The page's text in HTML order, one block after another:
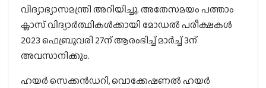
വിദ്യാഭ്യാസമന്ത്രി അറിയിച്ചു. അതേസമയം പത്താം
ക്ലാസ് വിദ്യാർത്ഥികൾക്കായി മോഡൽ പരീക്ഷകൾ
2023 ഫെബ്രുവരി 27ന് ആരംഭിച്ച് മാർച്ച് 3ന്
അവസാനിക്കും.
ഹയർ സെക്കൻഡറി, വൊക്കേഷണൽ ഹയർ